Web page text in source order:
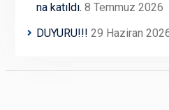
na katıldı. 8 Temmuz 2026
DUYURU!!! 29 Haziran